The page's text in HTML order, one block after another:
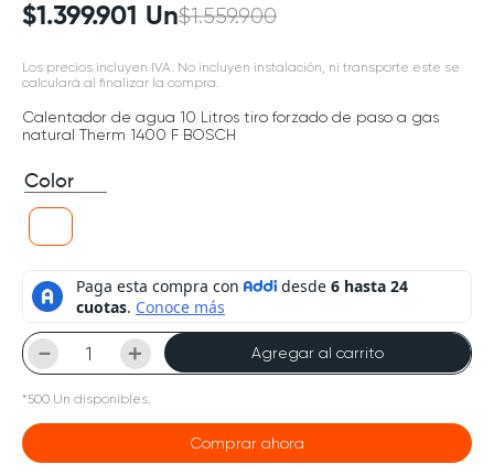
$1 .399.901 Un$1.559.900
Los precios incluyen IVA. No incluyen instalación, ni transporte este se
calculará al finalizar la compra.
Calentador de agua 10 Litros tiro forzado de paso a gas
natural Therm 1400 F BOSCH
Color
＋
－ Agregar al carrito
*500 Un disponibles.
Comprar ahora